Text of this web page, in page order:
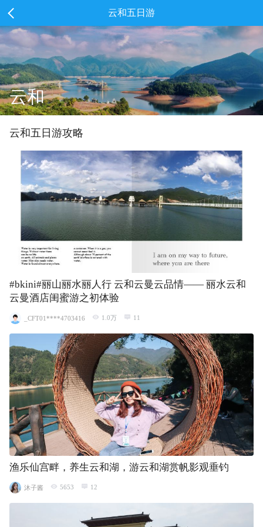
云和五日游
云和
云和五 日游攻略
#bkini#丽山丽水丽人行 云和云曼云品情—— 丽水云和
云曼酒店闺蜜游之初体验
_CFT01****4703416 1.0万 11
渔乐仙宫畔，养生云和湖，游云和湖赏帆影观垂钓
沐子酱 5653 12